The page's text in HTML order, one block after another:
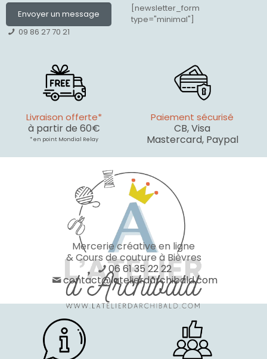
Envoyer un message
09 86 27 70 21
[newsletter_form
type="minimal"]
Livraison offerte*
à partir de 60€
* en point Mondial Relay
Paiement sécurisé
CB, Visa
Mastercard, Paypal
Mercerie créative en ligne
& Cours de couture à Bièvres
06 61 35 22 22
contact@latelierdarchibald.com